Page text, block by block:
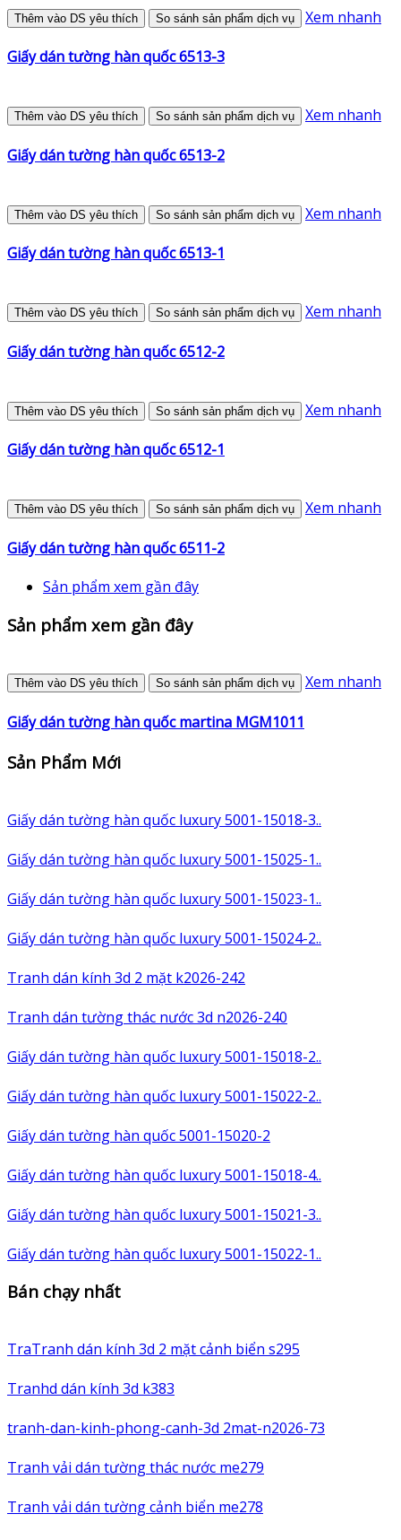
Thêm vào DS yêu thích So sánh sản phẩm dịch vụ Xem nhanh
Giấy dán tường hàn quốc 6513-3
Thêm vào DS yêu thích So sánh sản phẩm dịch vụ Xem nhanh
Giấy dán tường hàn quốc 6513-2
Thêm vào DS yêu thích So sánh sản phẩm dịch vụ Xem nhanh
Giấy dán tường hàn quốc 6513-1
Thêm vào DS yêu thích So sánh sản phẩm dịch vụ Xem nhanh
Giấy dán tường hàn quốc 6512-2
Thêm vào DS yêu thích So sánh sản phẩm dịch vụ Xem nhanh
Giấy dán tường hàn quốc 6512-1
Thêm vào DS yêu thích So sánh sản phẩm dịch vụ Xem nhanh
Giấy dán tường hàn quốc 6511-2
Sản phẩm xem gần đây
Sản phẩm xem gần đây
Thêm vào DS yêu thích So sánh sản phẩm dịch vụ Xem nhanh
Giấy dán tường hàn quốc martina MGM1011
Sản Phẩm Mới
Giấy dán tường hàn quốc luxury 5001-15018-3..
Giấy dán tường hàn quốc luxury 5001-15025-1..
Giấy dán tường hàn quốc luxury 5001-15023-1..
Giấy dán tường hàn quốc luxury 5001-15024-2..
Tranh dán kính 3d 2 mặt k2026-242
Tranh dán tường thác nước 3d n2026-240
Giấy dán tường hàn quốc luxury 5001-15018-2..
Giấy dán tường hàn quốc luxury 5001-15022-2..
Giấy dán tường hàn quốc 5001-15020-2
Giấy dán tường hàn quốc luxury 5001-15018-4..
Giấy dán tường hàn quốc luxury 5001-15021-3..
Giấy dán tường hàn quốc luxury 5001-15022-1..
Bán chạy nhất
TraTranh dán kính 3d 2 mặt cảnh biển s295
Tranhd dán kính 3d k383
tranh-dan-kinh-phong-canh-3d 2mat-n2026-73
Tranh vải dán tường thác nước me279
Tranh vải dán tường cảnh biển me278